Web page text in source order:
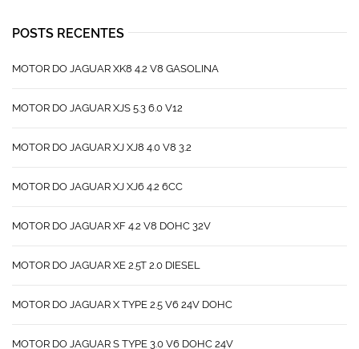
POSTS RECENTES
MOTOR DO JAGUAR XK8 4.2 V8 GASOLINA
MOTOR DO JAGUAR XJS 5.3 6.0 V12
MOTOR DO JAGUAR XJ XJ8 4.0 V8 3.2
MOTOR DO JAGUAR XJ XJ6 4.2 6CC
MOTOR DO JAGUAR XF 4.2 V8 DOHC 32V
MOTOR DO JAGUAR XE 2.5T 2.0 DIESEL
MOTOR DO JAGUAR X TYPE 2.5 V6 24V DOHC
MOTOR DO JAGUAR S TYPE 3.0 V6 DOHC 24V